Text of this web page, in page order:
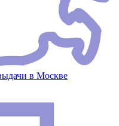
в Москве